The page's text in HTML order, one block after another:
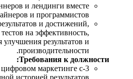
и лендинги вместе
и программистов.
и достижений,
на эффективность,
результатов и
производительности.
Требования к должности:
цифровом маркетинге с
историей результатов